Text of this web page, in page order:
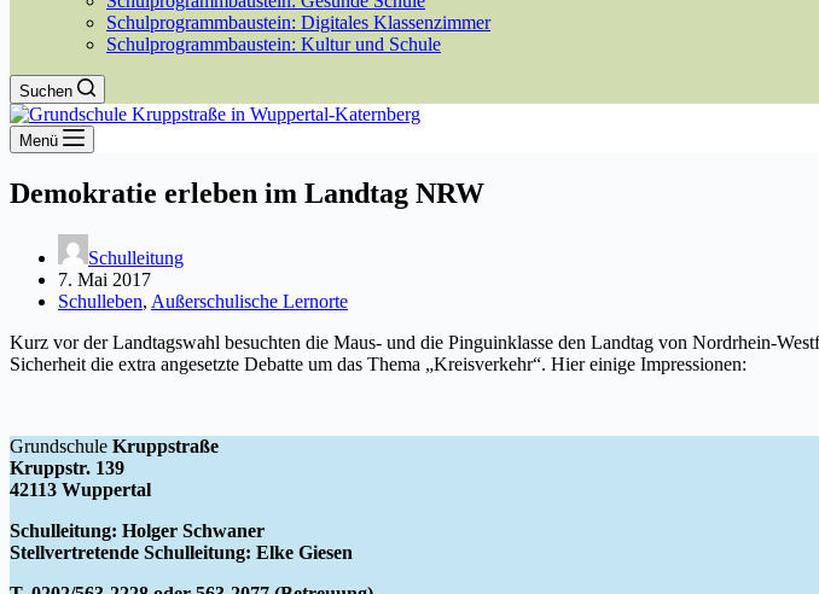
Schulprogrammbaustein: Digitales Klassenzimmer
Schulprogrammbaustein: Kultur und Schule
Suchen
Menü
Demokratie erleben im Landtag NRW
Schulleitung
7. Mai 2017
Schulleben, Außerschulische Lernorte
Kurz vor der Landtagswahl besuchten die Maus- und die Pinguinklasse den Landtag von Nordrhein-
Sicherheit die extra angesetzte Debatte um das Thema „Kreisverkehr“. Hier einige Impressionen:
Grundschule Kruppstraße
Kruppstr. 139
42113 Wuppertal
Schulleitung: Holger Schwaner
Stellvertretende Schulleitung: Elke Giesen